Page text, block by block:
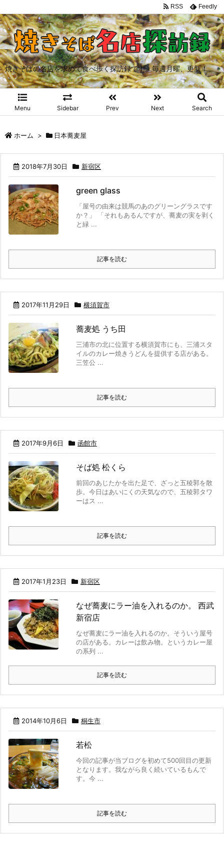
焼きそばの名店を求めて食べ歩く探訪録です。毎週月曜、更新！
Menu Sidebar Prev Next Search
RSS Feedly
ホーム > 日本蕎麦屋
2018年7月30日 新宿区
green glass
「屋号の由来は競馬のあのグリーングラスです
か？」 「それもあるんですが、蕎麦の実を剥く
と緑 ...
記事を読む
2017年11月29日 横須賀市
蕎麦処 うち田
三浦市の北に位置する横須賀市にも、三浦スタ
イルのカレー焼きうどんを提供する店がある。
三笠公 ...
記事を読む
2017年9月6日 函館市
そば処 松くら
前回のあじたかを出た足で、ざっと五稜郭を散
歩。今日はあいにくの天気なので、五稜郭タワ
ーはス ...
記事を読む
2017年1月23日 新宿区
なぜ蕎麦にラー油を入れるのか。 西武
新宿店
なぜ蕎麦にラー油を入れるのか。そういう屋号
の店がある。カレーは飲み物。というカレー屋
の系列 ...
記事を読む
2014年10月6日 桐生市
若松
今回の記事が当ブログを初めて500回目の更新
となります。我ながら良く続いているもんで
す。今 ...
記事を読む